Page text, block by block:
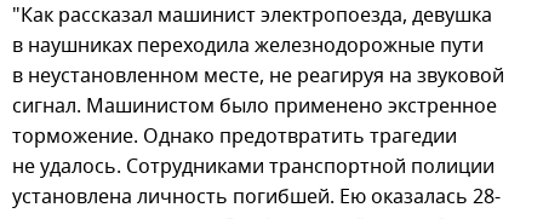
"Как рассказал машинист электропоезда, девушка
в наушниках переходила железнодорожные пути
в неустановленном месте, не реагируя на звуковой
сигнал. Машинистом было применено экстренное
торможение. Однако предотвратить трагедии
не удалось. Сотрудниками транспортной полиции
установлена личность погибшей. Ею оказалась 28-